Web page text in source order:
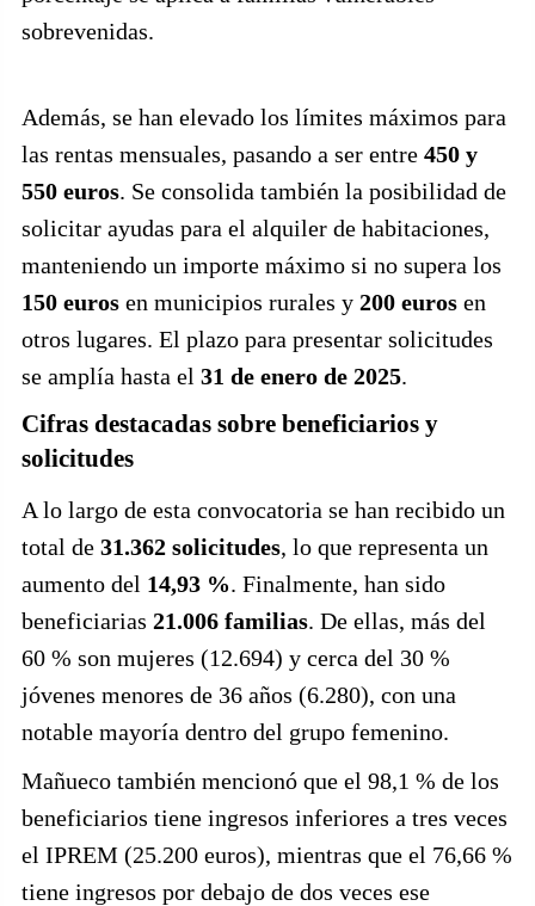
sobrevenidas.
Además, se han elevado los límites máximos para
las rentas mensuales, pasando a ser entre 450 y
550 euros. Se consolida también la posibilidad de
solicitar ayudas para el alquiler de habitaciones,
manteniendo un importe máximo si no supera los
150 euros en municipios rurales y 200 euros en
otros lugares. El plazo para presentar solicitudes
se amplía hasta el 31 de enero de 2025.
Cifras destacadas sobre beneficiarios y
solicitudes
A lo largo de esta convocatoria se han recibido un
total de 31.362 solicitudes, lo que representa un
aumento del 14,93 %. Finalmente, han sido
beneficiarias 21.006 familias. De ellas, más del
60 % son mujeres (12.694) y cerca del 30 %
jóvenes menores de 36 años (6.280), con una
notable mayoría dentro del grupo femenino.
Mañueco también mencionó que el 98,1 % de los
beneficiarios tiene ingresos inferiores a tres veces
el IPREM (25.200 euros), mientras que el 76,66 %
tiene ingresos por debajo de dos veces ese